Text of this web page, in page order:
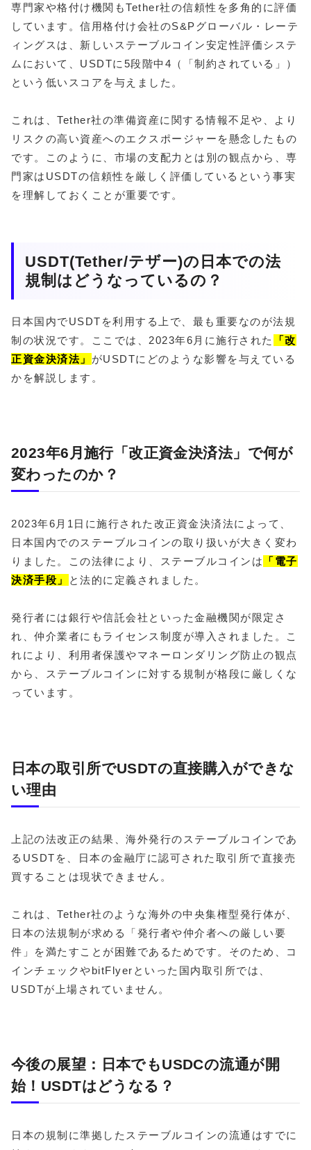
専門家や格付け機関もTether社の信頼性を多角的に評価
しています。信用格付け会社のS&Pグローバル・レーテ
ィングスは、新しいステーブルコイン安定性評価システ
ムにおいて、USDTに5段階中4（「制約されている」）
という低いスコアを与えました。
これは、Tether社の準備資産に関する情報不足や、より
リスクの高い資産へのエクスポージャーを懸念したもの
です。このように、市場の支配力とは別の観点から、専
門家はUSDTの信頼性を厳しく評価しているという事実
を理解しておくことが重要です。
USDT(Tether/テザー)の日本での法
規制はどうなっているの？
日本国内でUSDTを利用する上で、最も重要なのが法規
制の状況です。ここでは、2023年6月に施行された
「改
正資金決済法」 がUSDTにどのような影響を与えている
かを解説します。
2023年6月施行「改正資金決済法」で何が
変わったのか？
2023年6月1日に施行された改正資金決済法によって、
日本国内でのステーブルコインの取り扱いが大きく変わ
りました。この法律により、ステーブルコインは
「電子
決済手段」
と法的に定義されました。
発行者には銀行や信託会社といった金融機関が限定さ
れ、仲介業者にもライセンス制度が導入されました。こ
れにより、利用者保護やマネーロンダリング防止の観点
から、ステーブルコインに対する規制が格段に厳しくな
っています。
日本の取引所でUSDTの直接購入ができな
い理由
上記の法改正の結果、海外発行のステーブルコインであ
るUSDTを、日本の金融庁に認可された取引所で直接売
買することは現状できません。
これは、Tether社のような海外の中央集権型発行体が、
日本の法規制が求める「発行者や仲介者への厳しい要
件」を満たすことが困難であるためです。そのため、コ
インチェックやbitFlyerといった国内取引所では、
USDTが上場されていません。
今後の展望：日本でもUSDCの流通が開
始！USDTはどうなる？
日本の規制に準拠したステーブルコインの流通はすでに